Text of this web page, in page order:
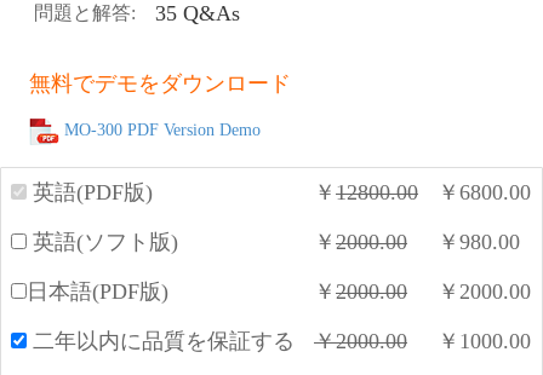
問題と解答: 35 Q&As
無料でデモをダウンロード
MO-300 PDF Version Demo
英語(PDF版) ￥ 12800.00 ￥ 6800.00
英語(ソフト版) ￥ 2000.00 ￥ 980.00
日本語(PDF版) ￥ 2000.00 ￥ 2000.00
二年以内に品質を保証する ￥2000.00 ￥ 1000.00